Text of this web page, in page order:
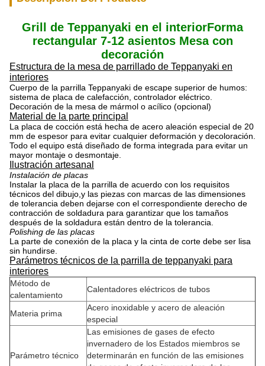
Grill de Teppanyaki en el interiorForma
rectangular 7-12 asientos Mesa con
decoración
Estructura de la mesa de parrillado de Teppanyaki en
interiores
Cuerpo de la parrilla Teppanyaki de escape superior de humos:
sistema de placa de calefacción, controlador eléctrico.
Decoración de la mesa de mármol o acílico (opcional)
Material de la parte principal
La placa de cocción está hecha de acero aleación especial de 20
mm de espesor para evitar cualquier deformación y decoloración.
Todo el equipo está diseñado de forma integrada para evitar un
mayor montaje o desmontaje.
Ilustración artesanal
Instalación de placas
Instalar la placa de la parrilla de acuerdo con los requisitos
técnicos del dibujo,y las piezas con marcas de las dimensiones
de tolerancia deben dejarse con el correspondiente derecho de
contracción de soldadura para garantizar que los tamaños
después de la soldadura están dentro de la tolerancia.
Polishing de las placas
La parte de conexión de la placa y la cinta de corte debe ser lisa
sin hundirse.
Parámetros técnicos de la parrilla de teppanyaki para
interiores
Método de
calentamiento
Calentadores eléctricos de tubos
Materia prima
Acero inoxidable y acero de aleación
especial
Parámetro técnico
Las emisiones de gases de efecto
invernadero de los Estados miembros se
determinarán en función de las emisiones